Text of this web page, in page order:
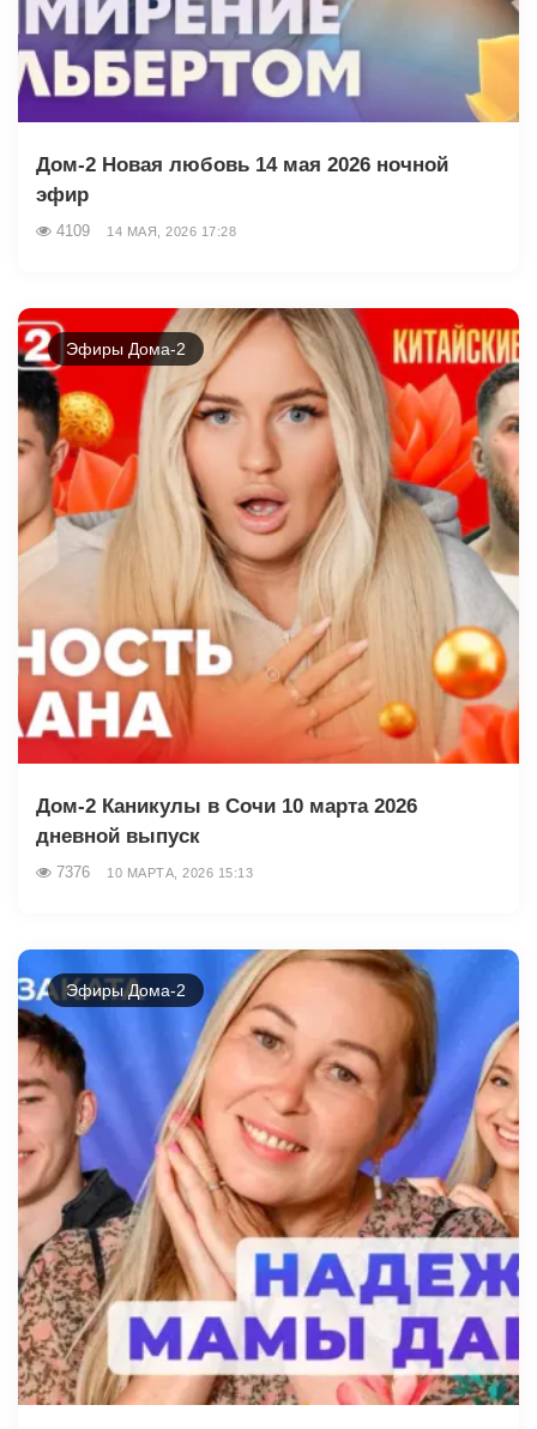
Дом-2 Новая любовь 14 мая 2026 ночной
эфир
4109 14 МАЯ, 2026 17:28
Эфиры Дома-2
Дом-2 Каникулы в Сочи 10 марта 2026
дневной выпуск
7376 10 МАРТА, 2026 15:13
Эфиры Дома-2